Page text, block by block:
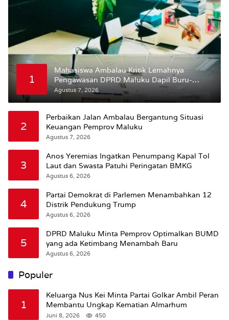
1
Mahasiswa Ambalau Kritik Lemahnya
Pengawasan DPRD Maluku Dapil Buru-
Bursel Terhadap Proses Perubahan Status
Agustus 7, 2026
2
Perbaikan Jalan Ambalau Bergantung Situasi
Keuangan Pemprov Maluku
Agustus 7, 2026
3
Anos Yeremias Ingatkan Penumpang Kapal Tol
Laut dan Swasta Patuhi Peringatan BMKG
Agustus 6, 2026
4
Partai Demokrat di Parlemen Menambahkan 12
Distrik Pendukung Trump
Agustus 6, 2026
5
DPRD Maluku Minta Pemprov Optimalkan BUMD
yang ada Ketimbang Menambah Baru
Agustus 6, 2026
Populer
1
Keluarga Nus Kei Minta Partai Golkar Ambil Peran
Membantu Ungkap Kematian Almarhum
Juni 8, 2026 450